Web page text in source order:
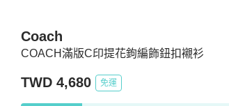
COACH滿版C印提花鉤編飾鈕扣襯衫
Coach
TWD 4,680 免運